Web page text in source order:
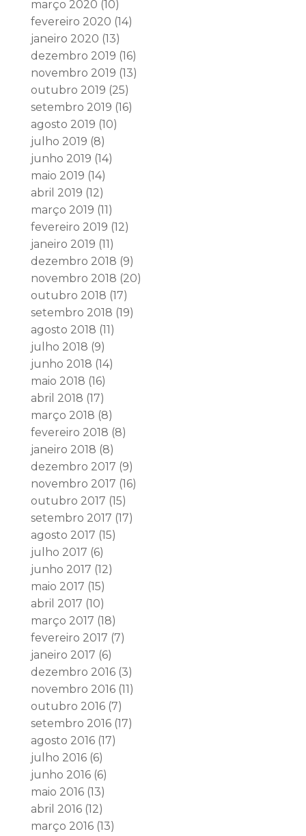
março 2020 (10)
fevereiro 2020 (14)
janeiro 2020 (13)
dezembro 2019 (16)
novembro 2019 (13)
outubro 2019 (25)
setembro 2019 (16)
agosto 2019 (10)
julho 2019 (8)
junho 2019 (14)
maio 2019 (14)
abril 2019 (12)
março 2019 (11)
fevereiro 2019 (12)
janeiro 2019 (11)
dezembro 2018 (9)
novembro 2018 (20)
outubro 2018 (17)
setembro 2018 (19)
agosto 2018 (11)
julho 2018 (9)
junho 2018 (14)
maio 2018 (16)
abril 2018 (17)
março 2018 (8)
fevereiro 2018 (8)
janeiro 2018 (8)
dezembro 2017 (9)
novembro 2017 (16)
outubro 2017 (15)
setembro 2017 (17)
agosto 2017 (15)
julho 2017 (6)
junho 2017 (12)
maio 2017 (15)
abril 2017 (10)
março 2017 (18)
fevereiro 2017 (7)
janeiro 2017 (6)
dezembro 2016(3)
novembro 2016(11)
outubro 2016(7)
setembro 2016(17)
agosto 2016(17)
julho 2016(6)
junho 2016(6)
maio 2016(13)
abril 2016(12)
março 2016(13)